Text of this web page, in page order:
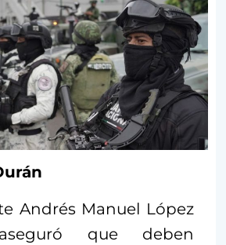
Andrés Manuel López
que deben